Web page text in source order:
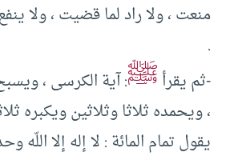
منعت ، ولا راد لما قضيت ، ولا
.‏
-ثم يقرأﷺ: آية الكرسى ،
، ويحمده ثلاثا وثلاثين ويكبره
يقول تمام المائة :‏ لا إله إلا اللّه